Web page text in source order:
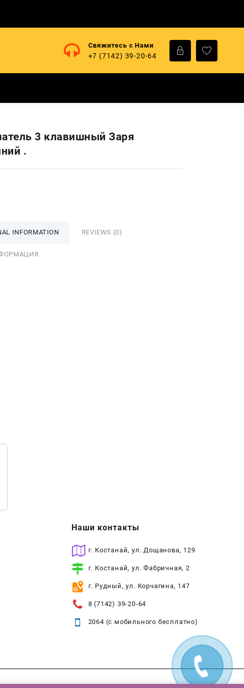
Свяжитесь с Нами
+7 (7142) 39-20-64
3 клавишный Заря
.
INFORMATION REVIEWS (0)
Наши контакты
г. Костанай, ул. Дощанова, 129
г. Костанай, ул. Фабричная, 2
г. Рудный, ул. Корчагина, 147
8 (7142) 39-20-64
2064 (с мобильного бесплатно)